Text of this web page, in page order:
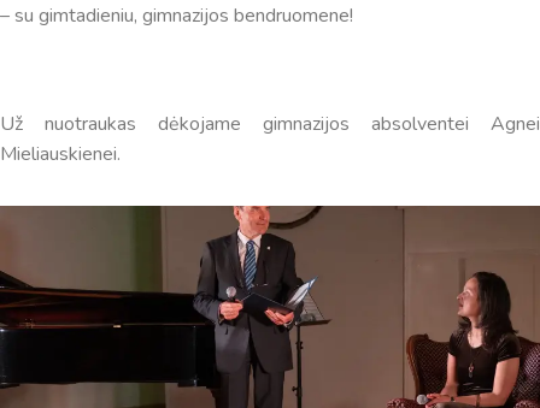
– su gimtadieniu, gimnazijos bendruomene!
Už nuotraukas dėkojame gimnazijos absolventei Agnei
Mieliauskienei.